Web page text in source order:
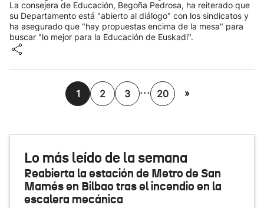
La consejera de Educación, Begoña Pedrosa, ha reiterado que
su Departamento está "abierto al diálogo" con los sindicatos y
ha asegurado que "hay propuestas encima de la mesa" para
buscar "lo mejor para la Educación de Euskadi".
1 2 3 ... 20 »
Lo más leído de la semana
Reabierta la estación de Metro de San
Mamés en Bilbao tras el incendio en la
escalera mecánica